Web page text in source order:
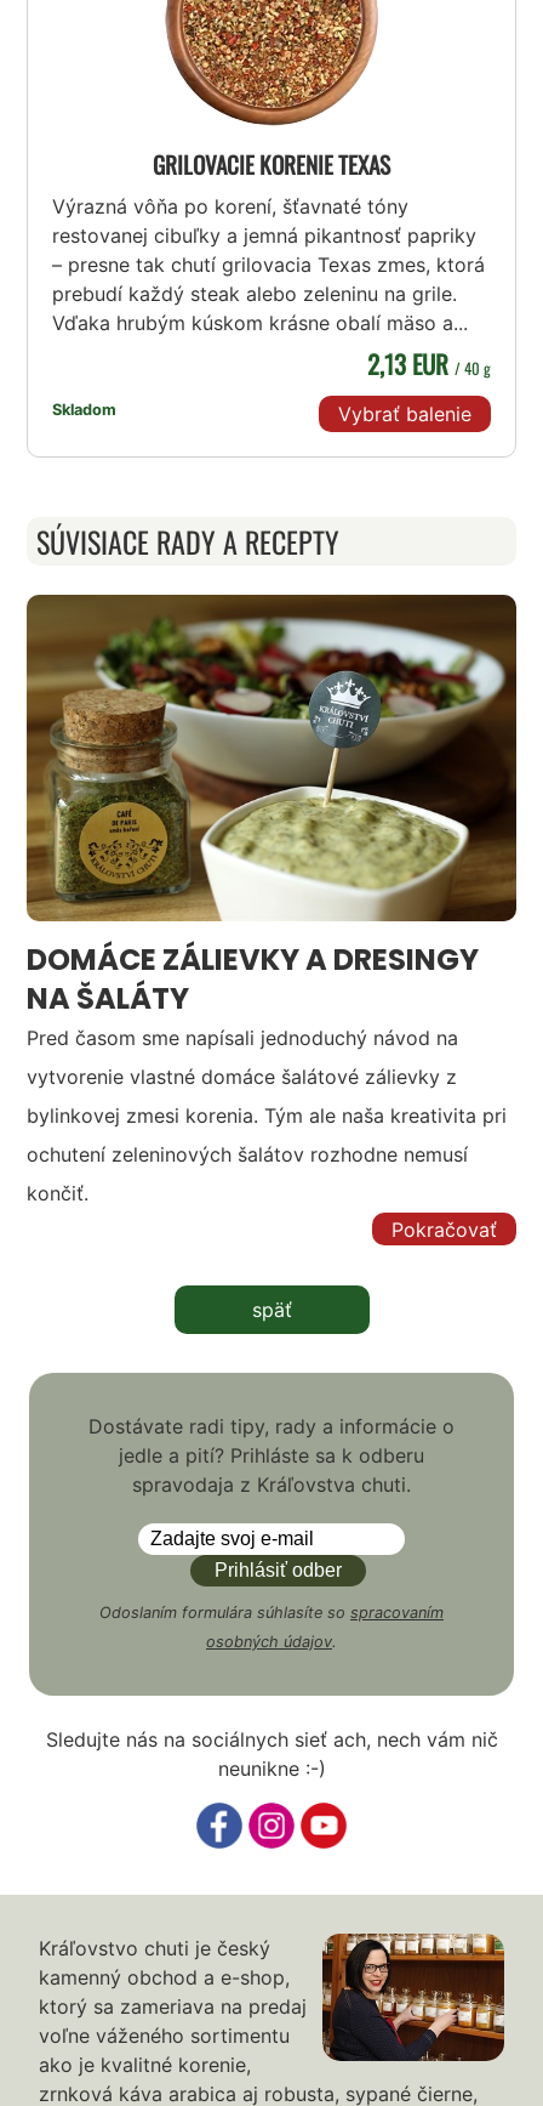
GRILOVACIE KORENIE TEXAS
Výrazná vôňa po korení, šťavnaté tóny
restovanej cibuľky a jemná pikantnosť papriky
– presne tak chutí grilovacia Texas zmes, ktorá
prebudí každý steak alebo zeleninu na grile.
Vďaka hrubým kúskom krásne obalí mäso a...
Skladom
2,13 EUR / 40 g
Vybrať balenie
SÚVISIACE RADY A RECEPTY
DOMÁCE ZÁLIEVKY A DRESINGY
NA ŠALÁTY
Pred časom sme napísali jednoduchý návod na
vytvorenie vlastné domáce šalátové zálievky z
bylinkovej zmesi korenia. Tým ale naša kreativita pri
ochutení zeleninových šalátov rozhodne nemusí
končiť.
Pokračovať
späť
Dostávate radi tipy, rady a informácie o
jedle a pití? Prihláste sa k odberu
spravodaja z Kráľovstva chuti.
Odoslaním formulára súhlasíte so spracovaním
osobných údajov.
Sledujte nás na sociálnych sieť ach, nech vám nič
neunikne :-)
Kráľovstvo chuti je český
kamenný obchod a e-shop,
ktorý sa zameriava na predaj
voľne váženého sortimentu
ako je kvalitné korenie,
zrnková káva arabica aj robusta, sypané čierne,